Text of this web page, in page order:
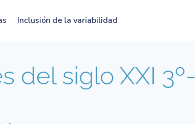
Inclusión de la variabilidad
del siglo XXI